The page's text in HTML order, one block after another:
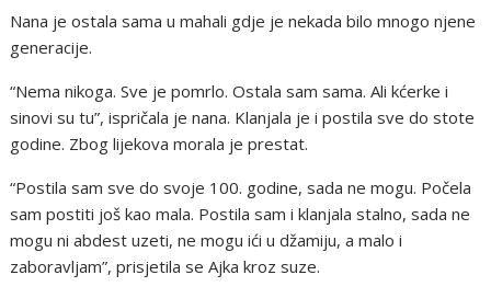
Nana je ostala sama u mahali gdje je nekada bilo mnogo njene
generacije.
“Nema nikoga. Sve je pomrlo. Ostala sam sama. Ali kćerke i
sinovi su tu”, ispričala je nana. Klanjala je i postila sve do stote
godine. Zbog lijekova morala je prestat.
“Postila sam sve do svoje 100. godine, sada ne mogu. Počela
sam postiti još kao mala. Postila sam i klanjala stalno, sada ne
mogu ni abdest uzeti, ne mogu ići u džamiju, a malo i
zaboravljam”, prisjetila se Ajka kroz suze.